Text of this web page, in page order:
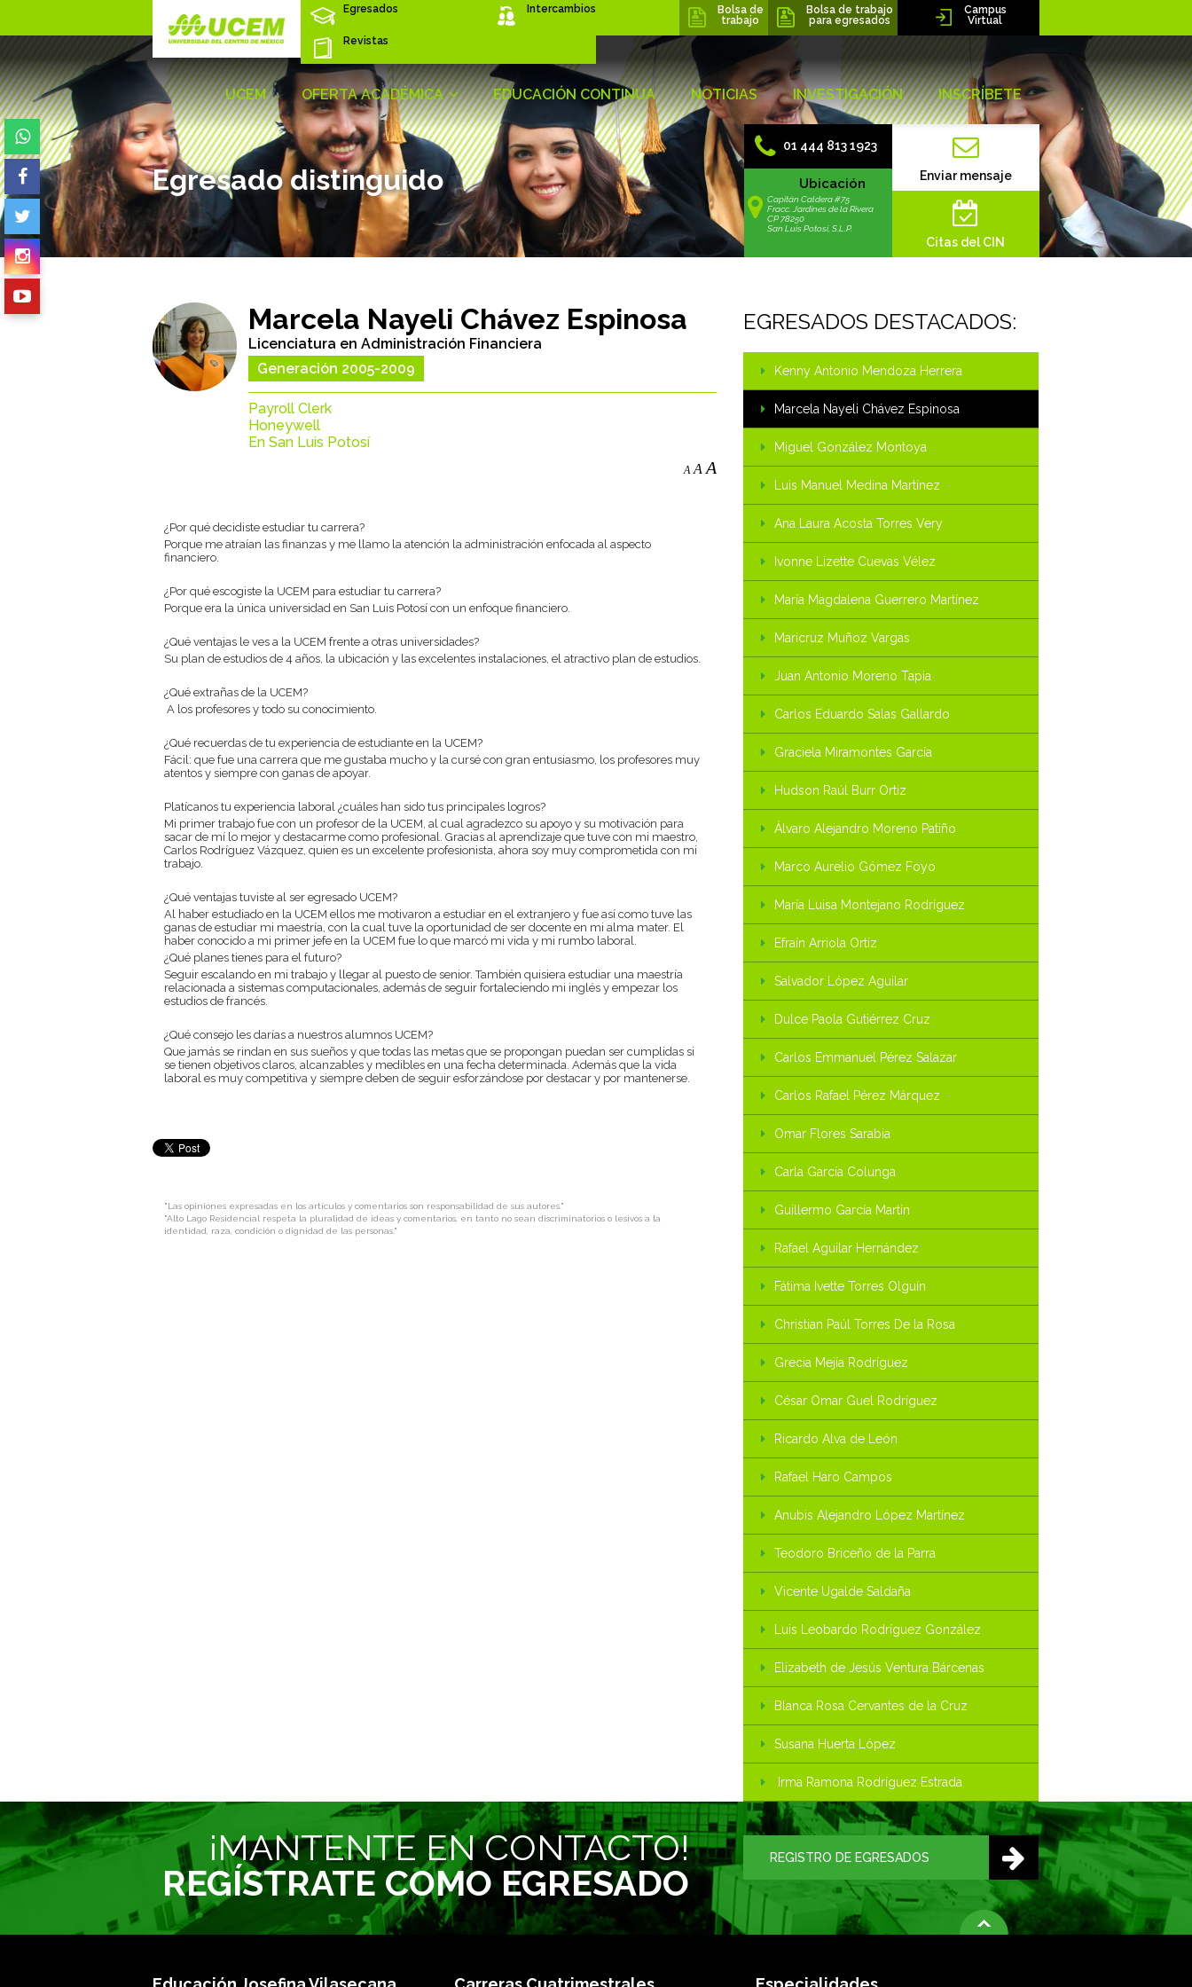
Egresados Intercambios
Revistas
Bolsa de
trabajo
Bolsa de trabajo
para egresados
Campus
Virtual
UCEM OFERTA ACADÉMICA EDUCACIÓN CONTINUA NOTICIAS INVESTIGACIÓN INSCRÍBETE
Egresado distinguido
01 444 813 1923
Ubicación
Capitán Caldera #75
Fracc. Jardines de la Rivera
CP 78250
San Luis Potosí, S.L.P.
Enviar mensaje
Citas del CIN
Marcela Nayeli Chávez Espinosa
Licenciatura en Administración Financiera
Generación 2005-2009
Payroll Clerk
Honeywell
En San Luis Potosí
A A A
¿Por qué decidiste estudiar tu carrera?
Porque me atraían las finanzas y me llamo la atención la administración enfocada al aspecto
financiero.
¿Por qué escogiste la UCEM para estudiar tu carrera?
Porque era la única universidad en San Luis Potosí con un enfoque financiero.
¿Qué ventajas le ves a la UCEM frente a otras universidades?
Su plan de estudios de 4 años, la ubicación y las excelentes instalaciones, el atractivo plan de estudios.
¿Qué extrañas de la UCEM?
A los profesores y todo su conocimiento.
¿Qué recuerdas de tu experiencia de estudiante en la UCEM?
Fácil: que fue una carrera que me gustaba mucho y la cursé con gran entusiasmo, los profesores muy
atentos y siempre con ganas de apoyar.
Platícanos tu experiencia laboral ¿cuáles han sido tus principales logros?
Mi primer trabajo fue con un profesor de la UCEM, al cual agradezco su apoyo y su motivación para
sacar de mí lo mejor y destacarme como profesional. Gracias al aprendizaje que tuve con mi maestro,
Carlos Rodríguez Vázquez, quien es un excelente profesionista, ahora soy muy comprometida con mi
trabajo.
¿Qué ventajas tuviste al ser egresado UCEM?
Al haber estudiado en la UCEM ellos me motivaron a estudiar en el extranjero y fue así como tuve las
ganas de estudiar mi maestría, con la cual tuve la oportunidad de ser docente en mi alma mater. El
haber conocido a mi primer jefe en la UCEM fue lo que marcó mi vida y mi rumbo laboral.
¿Qué planes tienes para el futuro?
Seguir escalando en mi trabajo y llegar al puesto de senior. También quisiera estudiar una maestría
relacionada a sistemas computacionales, además de seguir fortaleciendo mi inglés y empezar los
estudios de francés.
¿Qué consejo les darías a nuestros alumnos UCEM?
Que jamás se rindan en sus sueños y que todas las metas que se propongan puedan ser cumplidas si
se tienen objetivos claros, alcanzables y medibles en una fecha determinada. Además que la vida
laboral es muy competitiva y siempre deben de seguir esforzándose por destacar y por mantenerse.
"Las opiniones expresadas en los artículos y comentarios son responsabilidad de sus autores."
"Alto Lago Residencial respeta la pluralidad de ideas y comentarios, en tanto no sean discriminatorios o lesivos a la
identidad, raza, condición o dignidad de las personas."
EGRESADOS DESTACADOS:
Kenny Antonio Mendoza Herrera
Marcela Nayeli Chávez Espinosa
Miguel González Montoya
Luis Manuel Medina Martínez
Ana Laura Acosta Torres Very
Ivonne Lizette Cuevas Vélez
María Magdalena Guerrero Martínez
Maricruz Muñoz Vargas
Juan Antonio Moreno Tapia
Carlos Eduardo Salas Gallardo
Graciela Miramontes García
Hudson Raúl Burr Ortiz
Álvaro Alejandro Moreno Patiño
Marco Aurelio Gómez Foyo
María Luisa Montejano Rodríguez
Efraín Arriola Ortiz
Salvador López Aguilar
Dulce Paola Gutiérrez Cruz
Carlos Emmanuel Pérez Salazar
Carlos Rafael Pérez Márquez
Omar Flores Sarabia
Carla García Colunga
Guillermo García Martín
Rafael Aguilar Hernández
Fátima Ivette Torres Olguín
Christian Paúl Torres De la Rosa
Grecia Mejía Rodríguez
César Omar Guel Rodríguez
Ricardo Alva de León
Rafael Haro Campos
Anubis Alejandro López Martínez
Teodoro Briceño de la Parra
Vicente Ugalde Saldaña
Luis Leobardo Rodríguez González
Elizabeth de Jesús Ventura Bárcenas
Blanca Rosa Cervantes de la Cruz
Susana Huerta López
Irma Ramona Rodríguez Estrada
¡MANTENTE EN CONTACTO!
REGÍSTRATE COMO EGRESADO
REGISTRO DE EGRESADOS